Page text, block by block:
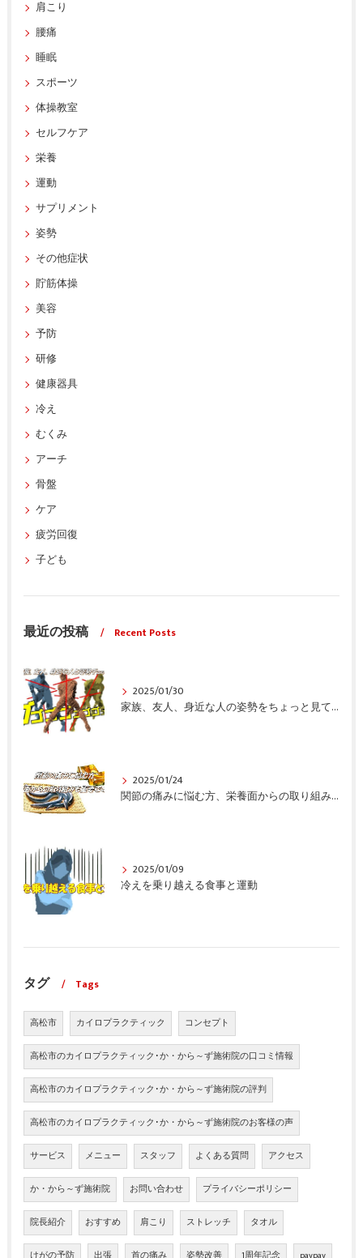
肩こり
腰痛
睡眠
スポーツ
体操教室
セルフケア
栄養
運動
サプリメント
姿勢
その他症状
貯筋体操
美容
予防
研修
健康器具
冷え
むくみ
アーチ
骨盤
ケア
疲労回復
子ども
最近の投稿 Recent Posts
2025/01/30
家族、友人、身近な人の姿勢をちょっと見てみませんか？
2025/01/24
関節の痛みに悩む方、栄養面からの取り組みも重要ですよ！
2025/01/09
冷えを乗り越える食事と運動
タグ Tags
高松市 カイロプラクティック コンセプト
高松市のカイロプラクティック･か・から～ず施術院の口コミ情報
高松市のカイロプラクティック･か・から～ず施術院の評判
高松市のカイロプラクティック･か・から～ず施術院のお客様の声
サービス メニュー スタッフ よくある質問 アクセス
か・から～ず施術院 お問い合わせ プライバシーポリシー
院長紹介 おすすめ 肩こり ストレッチ タオル